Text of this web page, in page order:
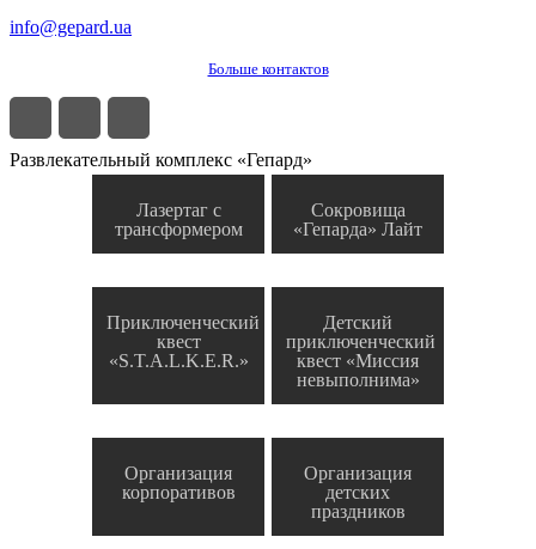
info@gepard.ua
Больше контактов
Развлекательный комплекс «Гепард»
Лазертаг с
трансформером
Сокровища
«Гепарда» Лайт
Приключенческий
квест
«S.T.A.L.K.E.R.»
Детский
приключенческий
квест «Миссия
невыполнима»
Организация
корпоративов
Организация
детских
праздников